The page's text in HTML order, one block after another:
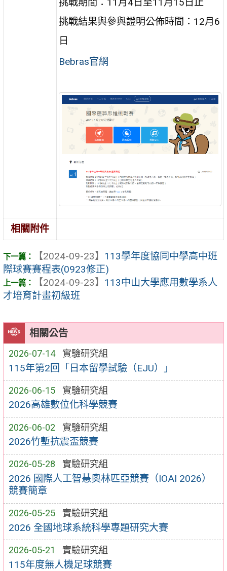
相關公告
2026-07-14 實驗研究組
115年第2回「日本留學試驗（EJU）」
2026-06-15 實驗研究組
2026高雄數位化科學競賽
2026-06-02 實驗研究組
2026竹塹抗震盃競賽
2026-05-28 實驗研究組
2026 國際人工智慧奧林匹亞競賽（IOAI 2026）
競賽簡章
2026-05-25 實驗研究組
2026 全國地球系統科學專題研究大賽
2026-05-21 實驗研究組
115年度無人機足球競賽
挑戰結果與參與證明公佈時間：12月6
日
Bebras官網
相關附件
【2024-09-23】 113學年度協同中學高中班
際球賽賽程表(0923修正)
【2024-09-23】 113中山大學應用數學系人
才培育計畫初級班